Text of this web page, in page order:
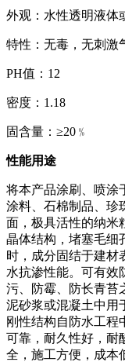
外观：水性透明液体
特性：无毒，无刺激
PH值： 12
密度： 1.18
固含量： ≥20﹪
性能用途
将本产品涂刷、喷涂
涂料、石棉制品、珍
面，极具活性的纳米
晶体结构，堵塞毛细
时，成分固结于建材
水抗渗性能。可有效
污、防霉、防长青苔
泥砂浆或混凝土中用
刚性结构自防水工程
可靠，耐久性好，耐
全，施工方便，成本